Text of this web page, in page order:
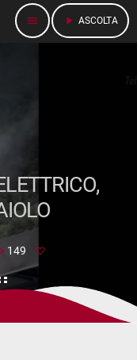
menu play_arrow ASCOLTA
149